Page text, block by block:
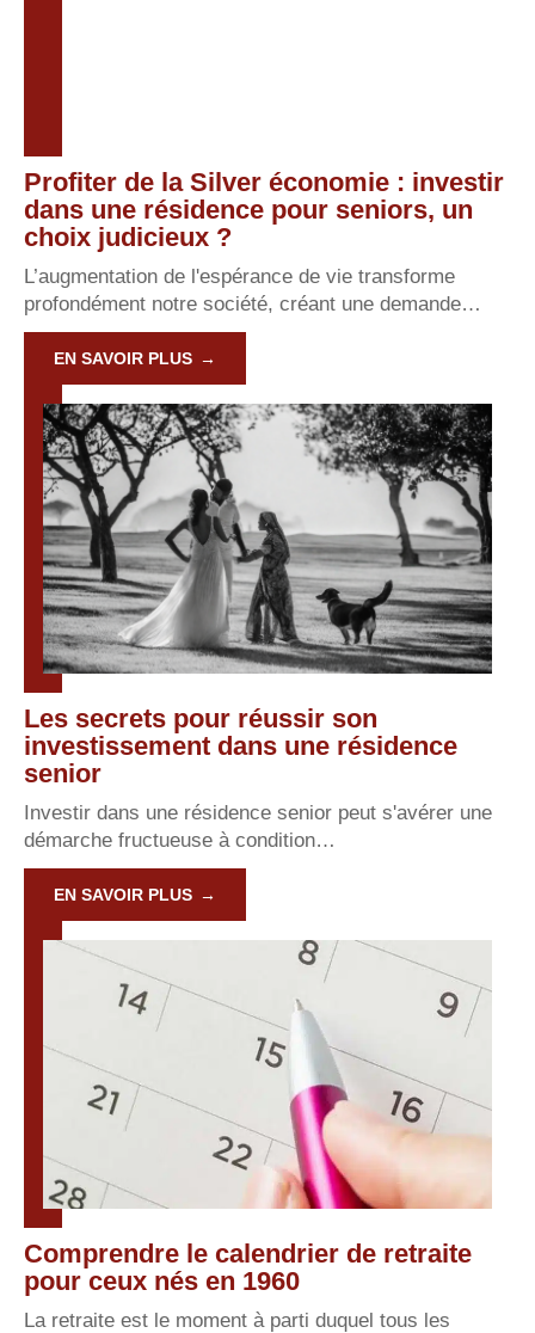
Profiter de la Silver économie : investir
dans une résidence pour seniors, un
choix judicieux ?
L’augmentation de l'espérance de vie transforme
profondément notre société, créant une demande…
EN SAVOIR PLUS
Les secrets pour réussir son
investissement dans une résidence
senior
Investir dans une résidence senior peut s'avérer une
démarche fructueuse à condition…
EN SAVOIR PLUS
Comprendre le calendrier de retraite
pour ceux nés en 1960
La retraite est le moment à parti duquel tous les